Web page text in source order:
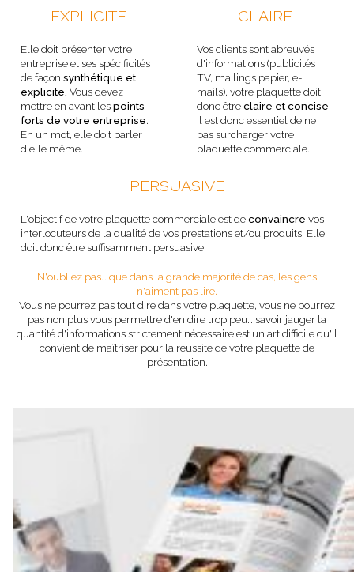
EXPLICITE
Elle doit présenter votre
entreprise et ses spécificités
de façon synthétique et
explicite. Vous devez
mettre en avant lespoints
forts de votre entreprise.
En un mot, elle doit parler
d'elle même.
CLAIRE
Vos clients sont abreuvés
d'informations (publicités
TV, mailings papier, e-
mails), votre plaquette doit
donc êtreclaire et concise.
Il est donc essentiel de ne
pas surcharger votre
plaquette commerciale.
PERSUASIVE
L'objectif de votre plaquette commerciale est deconvaincre vos
interlocuteurs de la qualité de vos prestations et/ou produits. Elle
doit donc être suffisamment persuasive.
N'oubliez pas… que dans la grande majorité de cas, les gens
n'aiment pas lire.
Vous ne pourrez pas tout dire dans votre plaquette, vous ne pourrez
pas non plus vous permettre d'en dire trop peu… savoir jauger la
quantité d'informations strictement nécessaire est un art difficile qu'il
convient de maîtriser pour la réussite de votre plaquette de
présentation.